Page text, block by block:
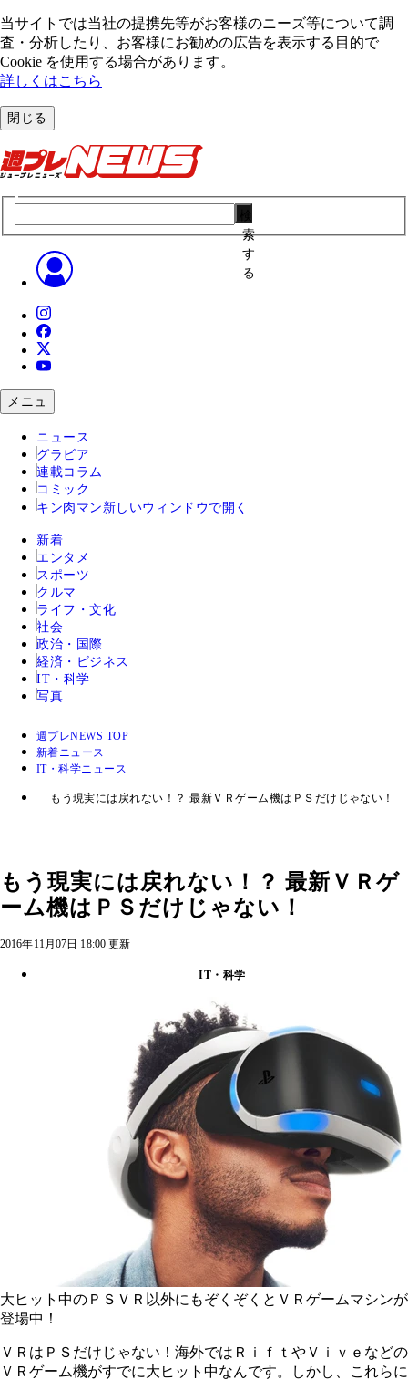
当サイトでは当社の提携先等がお客様のニーズ等について調
査・分析したり、お客様にお勧めの広告を表⽰する⽬的で
Cookie を使⽤する場合があります。
詳しくはこちら
閉じる
索
す
る
メニュ
ニュース
グラビア
連載コラム
コミック
キン肉マン 新しいウィンドウで開く
新着
エンタメ
スポーツ
クルマ
ライフ・文化
社会
政治・国際
経済・ビジネス
IT・科学
写真
週プレNEWS TOP
新着ニュース
IT・科学ニュース
もう現実には戻れない！？ 最新ＶＲゲーム機はＰＳだけじゃない！
もう現実には戻れない！？ 最新ＶＲゲ
ーム機はＰＳだけじゃない！
2016年11月07日 18:00 更新
IT・科学
大ヒット中のＰＳＶＲ以外にもぞくぞくとＶＲゲームマシンが
登場中！
ＶＲはＰＳだけじゃない！海外ではＲｉｆｔやＶｉｖｅなどの
ＶＲゲーム機がすでに大ヒット中なんです。しかし、これらに